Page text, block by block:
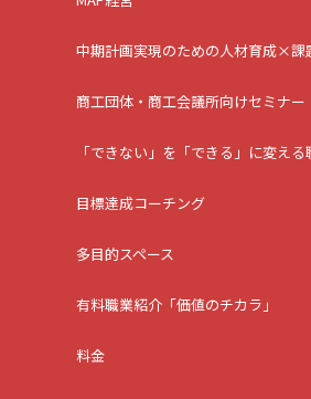
中期計画実現のための人材育成×課
商工団体・商工会議所向けセミナー
「できない」を「できる」に変え
目標達成コーチング
多目的スペース
有料職業紹介「価値のチカラ」
料金